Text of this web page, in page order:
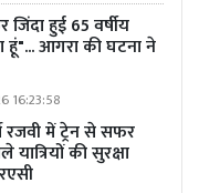
हुई 65 वर्षीय
हूं"... आगरा की घटना ने
16:23:58
रजवी में ट्रेन से सफर
की सुरक्षा